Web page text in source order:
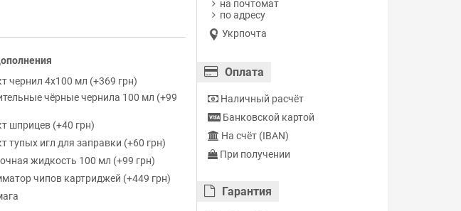
чернил 4x100 мл (+369 грн)
чёрные чернила 100 мл (+99
шприцев (+40 грн)
тупых игл для заправки (+60 грн)
жидкость 100 мл (+99 грн)
чипов картриджей (+449 грн)
на почтомат
по адресу
Укрпочта
Оплата
Наличный расчёт
Банковской картой
На счёт (IBAN)
При получении
Гарантия